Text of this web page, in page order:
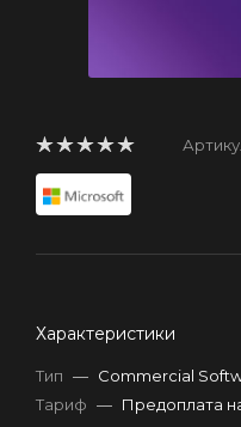
Характеристики
Тип — Commercial
Тариф — Предоплата